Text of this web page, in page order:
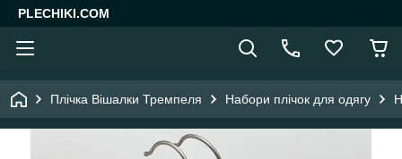
PLECHIKI.COM
Плічка Вішалки Тремпеля Набори плічок для одягу